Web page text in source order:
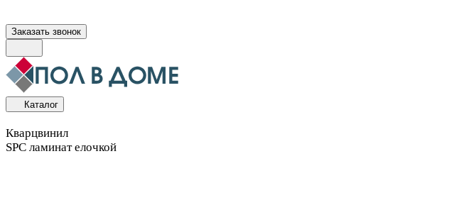
Заказать звонок
Каталог
Кварцвинил
SPC ламинат елочкой